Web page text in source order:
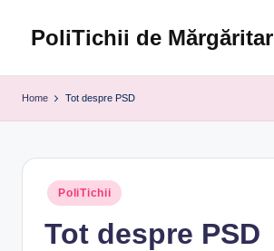
PoliTichii de Mărgăritar
Home Tot despre PSD
Posted
in
PoliTichii
Tot despre PSD